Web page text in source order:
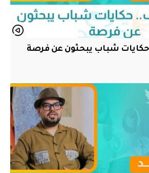
شباب يبحثون عن فرصة